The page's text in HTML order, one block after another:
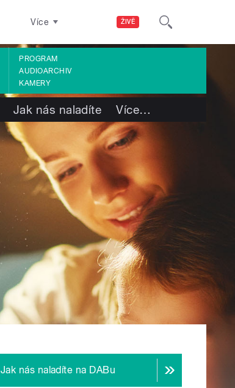
ŽIVĚ
Více
PROGRAM
AUDIOARCHIV
KAMERY
Jak nás naladíte Více…
Jak nás naladíte na DABu